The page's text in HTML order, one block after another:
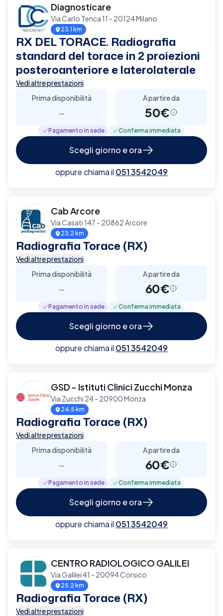
Diagnosticare
Via Carlo Tenca 11 - 20124 Milano
23.1 km
RX DEL TORACE. Radiografia
standard del torace in 2 proiezioni
posteroanteriore e laterolaterale
Vedi altre prestazioni
Prima disponibilità
-
A partire da
50€
Pagamento in sede Conferma immediata
Scegli giorno e ora
oppure chiama il 051 3542049
Cab Arcore
Via Casati 147 - 20862 Arcore
23.2 km
Radiografia Torace (RX)
Vedi altre prestazioni
Prima disponibilità
-
A partire da
60€
Pagamento in sede Conferma immediata
Scegli giorno e ora
oppure chiama il 051 3542049
GSD - Istituti Clinici Zucchi Monza
Via Zucchi 24 - 20900 Monza
24.5 km
Radiografia Torace (RX)
Vedi altre prestazioni
Prima disponibilità
-
A partire da
60€
Pagamento in sede Conferma immediata
Scegli giorno e ora
oppure chiama il 051 3542049
CENTRO RADIOLOGICO GALILEI
Via Galilei 41 - 20094 Corsico
25.2 km
Radiografia Torace (RX)
Vedi altre prestazioni